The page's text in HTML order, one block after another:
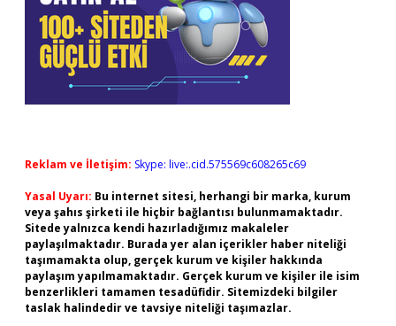
Reklam ve İletişim: Skype: live:.cid.575569c608265c69
Yasal Uyarı: Bu internet sitesi, herhangi bir marka, kurum
veya şahıs şirketi ile hiçbir bağlantısı bulunmamaktadır.
Sitede yalnızca kendi hazırladığımız makaleler
paylaşılmaktadır. Burada yer alan içerikler haber niteliği
taşımamakta olup, gerçek kurum ve kişiler hakkında
paylaşım yapılmamaktadır. Gerçek kurum ve kişiler ile isim
benzerlikleri tamamen tesadüfidir. Sitemizdeki bilgiler
taslak halindedir ve tavsiye niteliği taşımazlar.